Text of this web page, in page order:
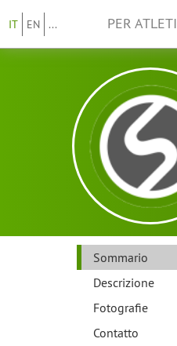
IT EN ... PER ATLETI
Sommario
Descrizione
Fotografie
Contatto